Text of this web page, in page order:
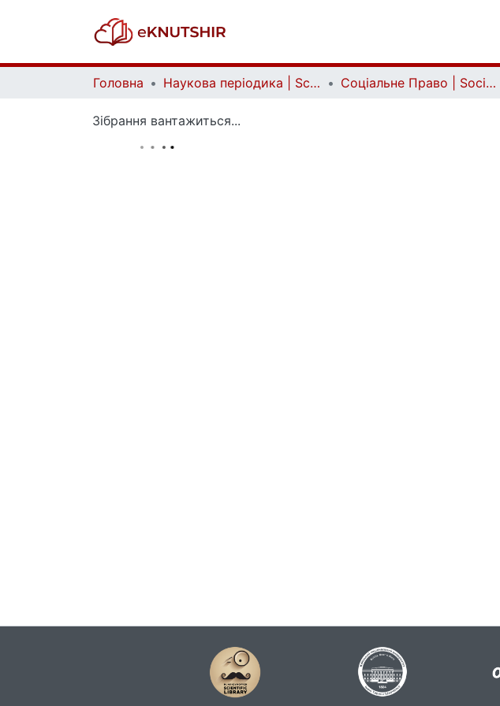
Головна Наукова періодика | Scientific periodicals Соціальне Право | Social Law
Зібрання вантажиться...